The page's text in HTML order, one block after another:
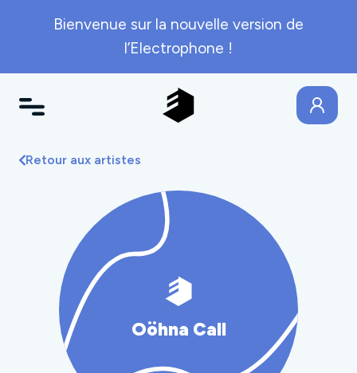
Bienvenue sur la nouvelle version de
l’Electrophone !
Retour aux artistes
Oöhna Call